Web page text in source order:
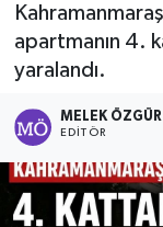
apartmanın 4.
yaralandı.
MELEK ÖZGÜR
EDITÖR
Politika
Sağlık
Spor
Tarih -
Haber Arşivi